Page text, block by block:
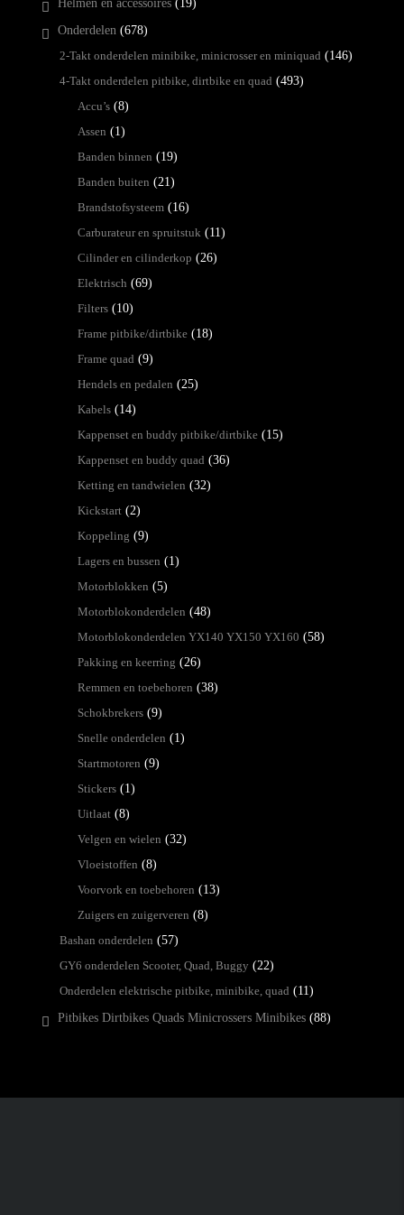
Helmen en accessoires (19)
Onderdelen (678)
2-Takt onderdelen minibike, minicrosser en miniquad (146)
4-Takt onderdelen pitbike, dirtbike en quad (493)
Accu’s (8)
Assen (1)
Banden binnen (19)
Banden buiten (21)
Brandstofsysteem (16)
Carburateur en spruitstuk (11)
Cilinder en cilinderkop (26)
Elektrisch (69)
Filters (10)
Frame pitbike/dirtbike (18)
Frame quad (9)
Hendels en pedalen (25)
Kabels (14)
Kappenset en buddy pitbike/dirtbike (15)
Kappenset en buddy quad (36)
Ketting en tandwielen (32)
Kickstart (2)
Koppeling (9)
Lagers en bussen (1)
Motorblokken (5)
Motorblokonderdelen (48)
Motorblokonderdelen YX140 YX150 YX160 (58)
Pakking en keerring (26)
Remmen en toebehoren (38)
Schokbrekers (9)
Snelle onderdelen (1)
Startmotoren (9)
Stickers (1)
Uitlaat (8)
Velgen en wielen (32)
Vloeistoffen (8)
Voorvork en toebehoren (13)
Zuigers en zuigerveren (8)
Bashan onderdelen (57)
GY6 onderdelen Scooter, Quad, Buggy (22)
Onderdelen elektrische pitbike, minibike, quad (11)
Pitbikes Dirtbikes Quads Minicrossers Minibikes (88)